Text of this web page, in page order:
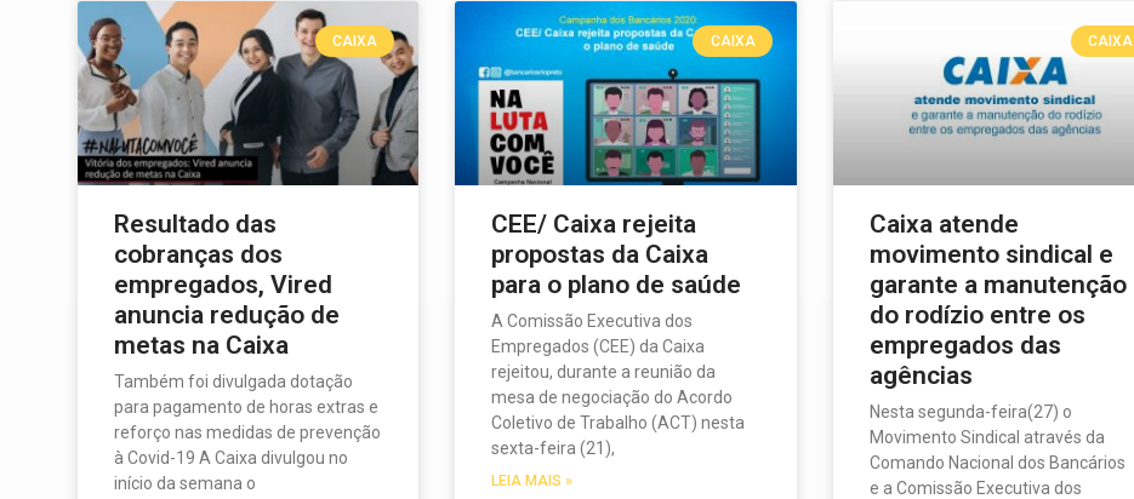
CAIXA
Resultado das
cobranças dos
empregados, Vired
anuncia redução de
metas na Caixa
Também foi divulgada dotação
para pagamento de horas extras e
reforço nas medidas de prevenção
à Covid-19 A Caixa divulgou no
início da semana o
CAIXA
CEE/ Caixa rejeita
propostas da Caixa
para o plano de saúde
A Comissão Executiva dos
Empregados (CEE) da Caixa
rejeitou, durante a reunião da
mesa de negociação do Acordo
Coletivo de Trabalho (ACT) nesta
sexta-feira (21),
LEIA MAIS »
CAIXA
Caixa atende
movimento sindical e
garante a manutenção
do rodízio entre os
empregados das
agências
Nesta segunda-feira(27) o
Movimento Sindical através da
Comando Nacional dos Bancários
e a Comissão Executiva dos